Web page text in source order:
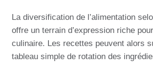
La diversification de l’alimentation
offre un terrain d’expression riche
culinaire. Les recettes peuvent alors
tableau simple de rotation des